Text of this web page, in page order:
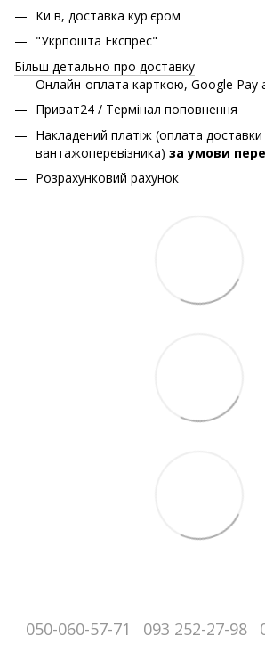
Київ, доставка кур'єром
"Укрпошта Експрес"
Більш детально про доставку
Онлайн-оплата карткою, Google Pay
Приват24 / Термінал поповнення
Накладений платіж (оплата
вантажоперевізника) за умови
Розрахунковий рахунок
050-060-57-71 093 252-27-98